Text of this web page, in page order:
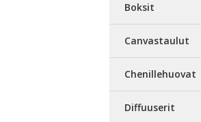
Boksit
Canvastaulut
Chenillehuovat
Diffuuserit